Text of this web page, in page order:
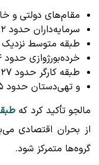
مقام‌های دولتی و
سرمایه‌داران حدود ۲ درصد
طبقه متوسط نزدیک به ۱۸.۵
خرده‌بورژوازی حدود ۳۴ درصد
طبقه کارگر حدود ۲۷ درصد
و تهی‌دستان حدود ۱۵ درصد جامعه را تشکیل می‌دهند.
مالجو تأکید کرد که
از بحران اقتصادی
گروه‌ها متمرکز شود.